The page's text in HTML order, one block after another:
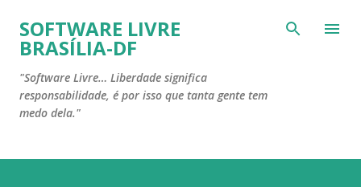
Pular para o conteúdo principal
SOFTWARE LIVRE
BRASÍLIA-DF
"Software Livre… Liberdade significa
responsabilidade, é por isso que tanta gente tem
medo dela."